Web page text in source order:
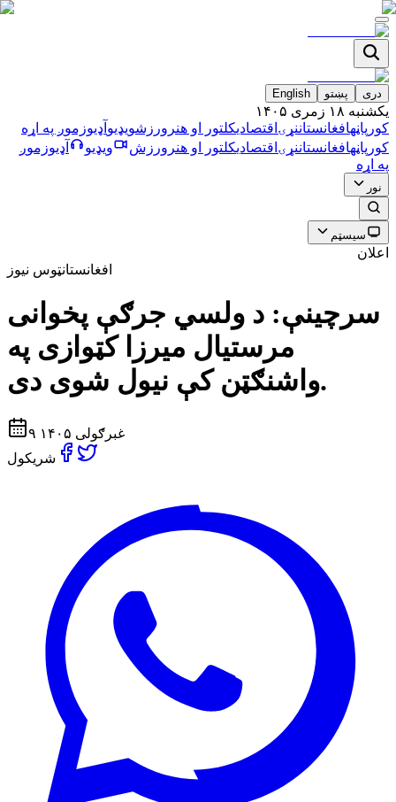
دری پښتو English
يکشنبه ۱۸ زمری ۱۴۰۵
کورپاڼهافغانستاننړۍ اقتصاديکلتور او هنر ورزشویډیو آډیوزموږ په اړه
کورپاڼهافغانستاننړۍ اقتصاديکلتور او هنر ورزش ویډیو آډیوزموږ
په اړه
نور
سیسټم
اعلان
افغانستانټوس نیوز
سرچینې: د ولسي جرګې پخوانی
مرستیال میرزا کټوازی په
واشنګټن کې نیول شوی دی.
۹ غبرګولی ۱۴۰۵
شریکول